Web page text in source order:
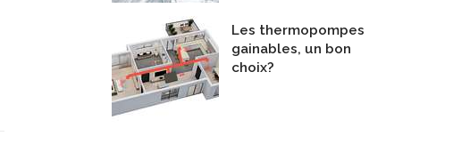
Les thermopompes
gainables, un bon
choix?